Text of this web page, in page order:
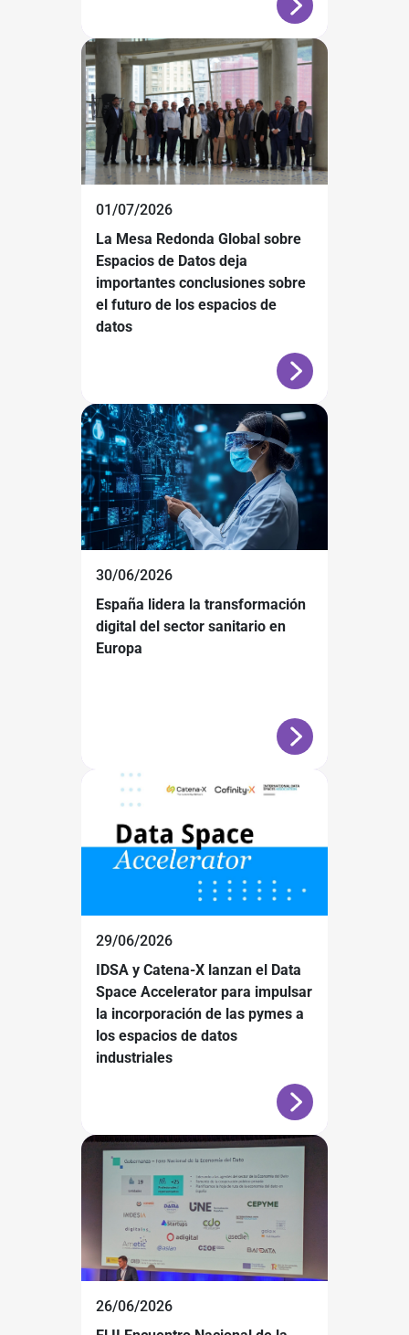
01/07/2026
La Mesa Redonda Global sobre
Espacios de Datos deja
importantes conclusiones sobre
el futuro de los espacios de
datos
30/06/2026
España lidera la transformación
digital del sector sanitario en
Europa
29/06/2026
IDSA y Catena-X lanzan el Data
Space Accelerator para impulsar
la incorporación de las pymes a
los espacios de datos
industriales
26/06/2026